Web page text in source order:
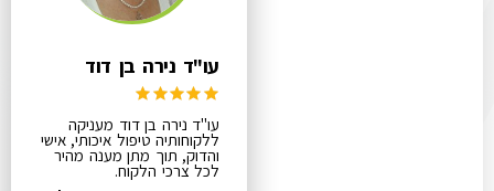
עו"ד נירה בן דוד
עו"ד נירה בן דוד מעניקה
ללקוחותיה טיפול איכותי, אישי
והדוק, תוך מתן מענה מהיר
לכל צרכי הלקוח.